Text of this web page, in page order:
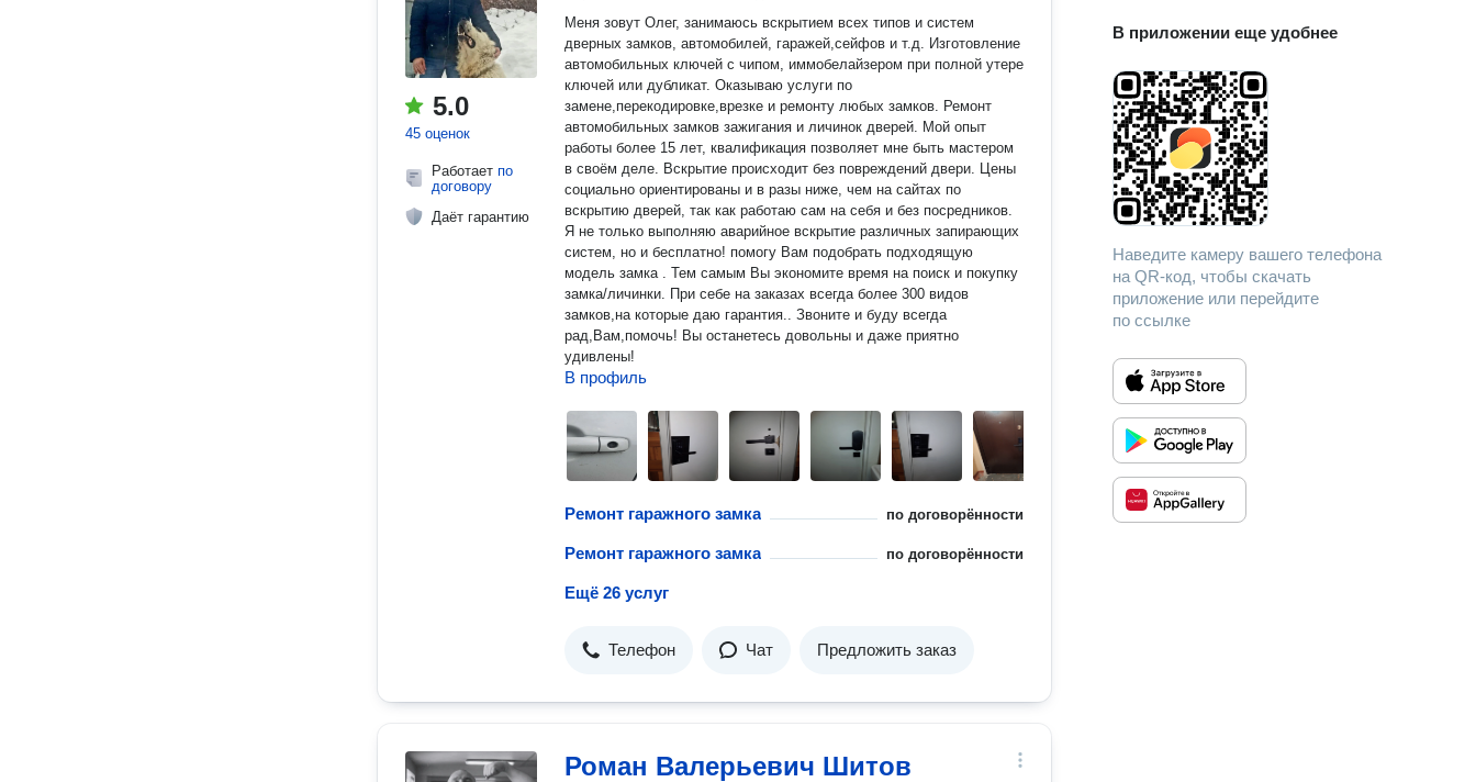
5.0
45 оценок
Работает по
договору
Даёт гарантию
Меня зовут Олег, занимаюсь вcкpытиeм всех типов и систем
дверных замков, автомобилей, гаражей,сейфов и т.д. Изготовление
автомобильных ключей с чипом, иммобелайзером при полной утере
ключей или дубликат. Оказываю услуги по
замене,перекодировке,врезке и ремонту любых замков. Ремонт
автомобильных замков зажигания и личинок дверей. Мой опыт
работы более 15 лет, квалификация позволяет мне быть мастером
в своём деле. Вскрытие происходит без повреждений двери. Цены
социально ориентированы и в разы ниже, чем на сайтах по
вскрытию дверей, так как работаю сам на себя и без посредников.
Я не только выполняю аварийное вскрытие различных запирающих
систем, но и бесплатно! помогу Вам подобрать подходящую
модель замка . Тем самым Вы экономите время на поиск и покупку
замка/личинки. При себе на заказах всегда более 300 видов
замков,на которые даю гарантия.. Звоните и буду всегда
рад,Вам,помочь! Вы останетесь довольны и даже приятно
удивлены!
В профиль
Ремонт гаражного замка по договорённости
Ремонт гаражного замка по договорённости
Ещё 26 услуг
Телефон Чат Предложить заказ
Роман Валерьевич Шитов
В приложении еще удобнее
Наведите камеру вашего телефона
на QR-код, чтобы скачать
приложение или перейдите
по ссылке